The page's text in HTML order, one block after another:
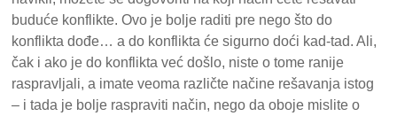
buduće konflikte. Ovo je bolje raditi pre nego što do
konflikta dođe… a do konflikta će sigurno doći kad-tad. Ali,
čak i ako je do konflikta već došlo, niste o tome ranije
raspravljali, a imate veoma različte načine rešavanja istog
– i tada je bolje raspraviti način, nego da oboje mislite o